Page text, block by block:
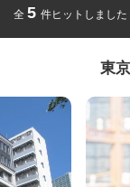
全 5 件ヒットしました
東